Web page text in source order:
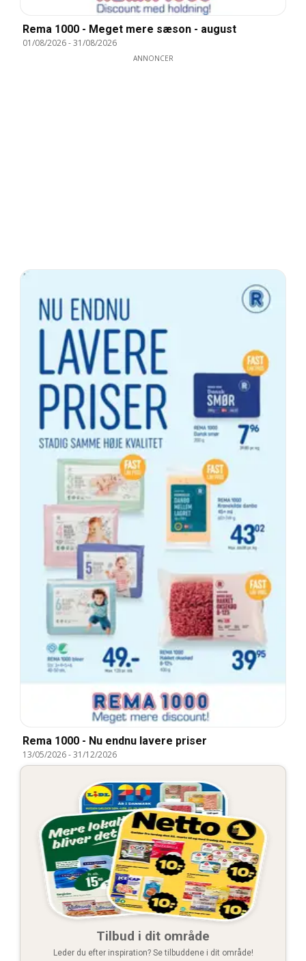
Rema 1000 - Meget mere sæson - august
01/08/2026-31/08/2026
ANNONCER
Rema 1000 - Nu endnu lavere priser
13/05/2026-31/12/2026
Tilbud i dit område
Leder du efter inspiration? Se tilbuddene i dit område!